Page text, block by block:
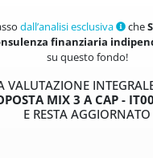
5 anni
Fondo
1 anno
5.40%
3 anni 5.40%
dall’analisi esclusiva che
finanziaria
su questo fondo!
VALUTAZIONE
MIX 3 A CAP -
E RESTA AGGIORNATO